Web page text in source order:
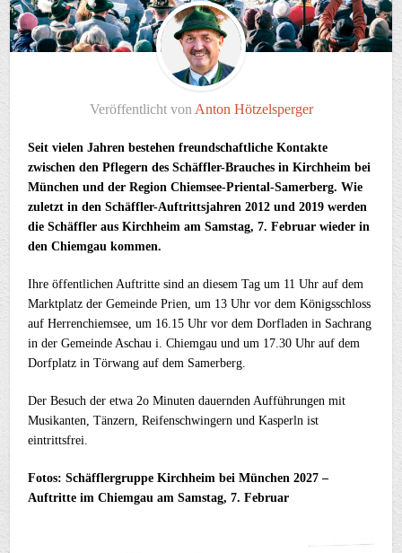
Veröffentlicht von Anton Hötzelsperger
Seit vielen Jahren bestehen freundschaftliche Kontakte
zwischen den Pflegern des Schäffler-Brauches in Kirchheim bei
München und der Region Chiemsee-Priental-Samerberg. Wie
zuletzt in den Schäffler-Auftrittsjahren 2012 und 2019 werden
die Schäffler aus Kirchheim am Samstag, 7. Februar wieder in
den Chiemgau kommen.
Ihre öffentlichen Auftritte sind an diesem Tag um 11 Uhr auf dem
Marktplatz der Gemeinde Prien, um 13 Uhr vor dem Königsschloss
auf Herrenchiemsee, um 16.15 Uhr vor dem Dorfladen in Sachrang
in der Gemeinde Aschau i. Chiemgau und um 17.30 Uhr auf dem
Dorfplatz in Törwang auf dem Samerberg.
Der Besuch der etwa 2o Minuten dauernden Aufführungen mit
Musikanten, Tänzern, Reifenschwingern und Kasperln ist
eintrittsfrei.
Fotos: Schäfflergruppe Kirchheim bei München 2027 –
Auftritte im Chiemgau am Samstag, 7. Februar